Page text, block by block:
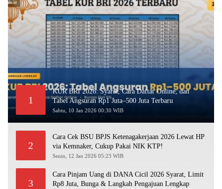
1
KUR BRI 2026: Syarat, Cara Daftar Online, dan
Tabel Angsuran Rp1 Juta–500 Juta Terbaru
Sabtu, 10 Jan 2026 00:30 WIB
2
Cara Cek BSU BPJS Ketenagakerjaan 2026 Lewat HP
via Kemnaker, Cukup Pakai NIK KTP!
Senin, 12 Jan 2026 05:23 WIB
3
Cara Pinjam Uang di DANA Cicil 2026 Syarat, Limit
Rp8 Juta, Bunga & Langkah Pengajuan Lengkap